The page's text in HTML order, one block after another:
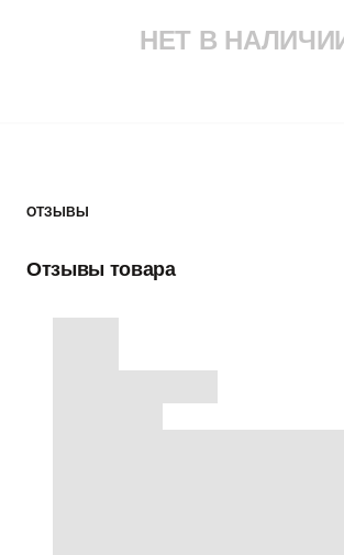
НЕТ В
ОТЗЫВЫ
Отзывы товара